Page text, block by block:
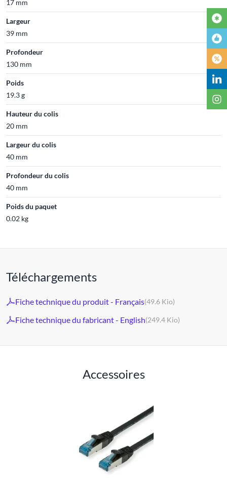
17 mm
Largeur
39 mm
Profondeur
130 mm
Poids
19.3 g
Hauteur du colis
20 mm
Largeur du colis
40 mm
Profondeur du colis
40 mm
Poids du paquet
0.02 kg
Téléchargements
Fiche technique du produit - Français(49.6 Kio)
Fiche technique du fabricant - English(249.4 Kio)
Accessoires